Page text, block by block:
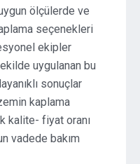
ölçülerde ve
seçenekleri
ekipler
uygulanan bu
sonuçlar
kaplama
kalite- fiyat oranı
vadede bakım